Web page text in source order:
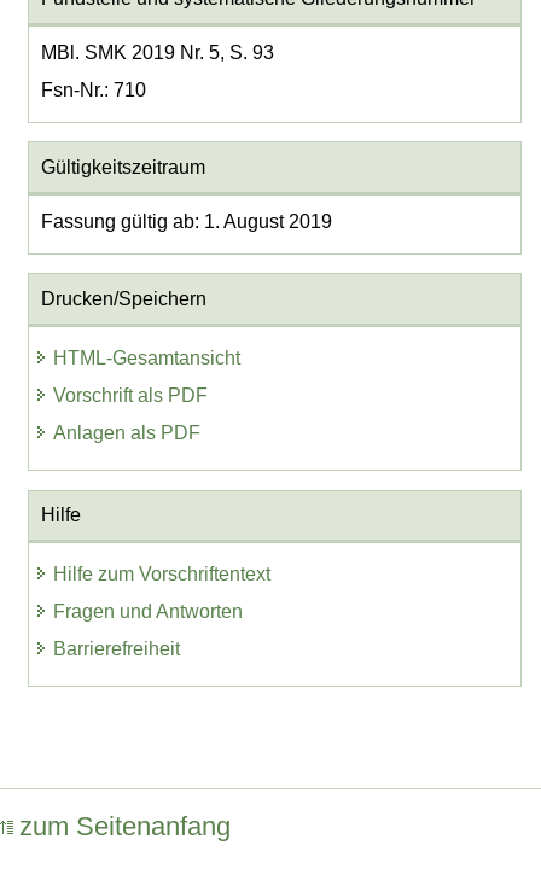
MBl. SMK 2019 Nr. 5, S. 93
Fsn-Nr.: 710
Gültigkeitszeitraum
Fassung gültig ab: 1. August 2019
Drucken/Speichern
HTML-Gesamtansicht
Vorschrift als PDF
Anlagen als PDF
Hilfe
Hilfe zum Vorschriftentext
Fragen und Antworten
Barrierefreiheit
zum Seitenanfang